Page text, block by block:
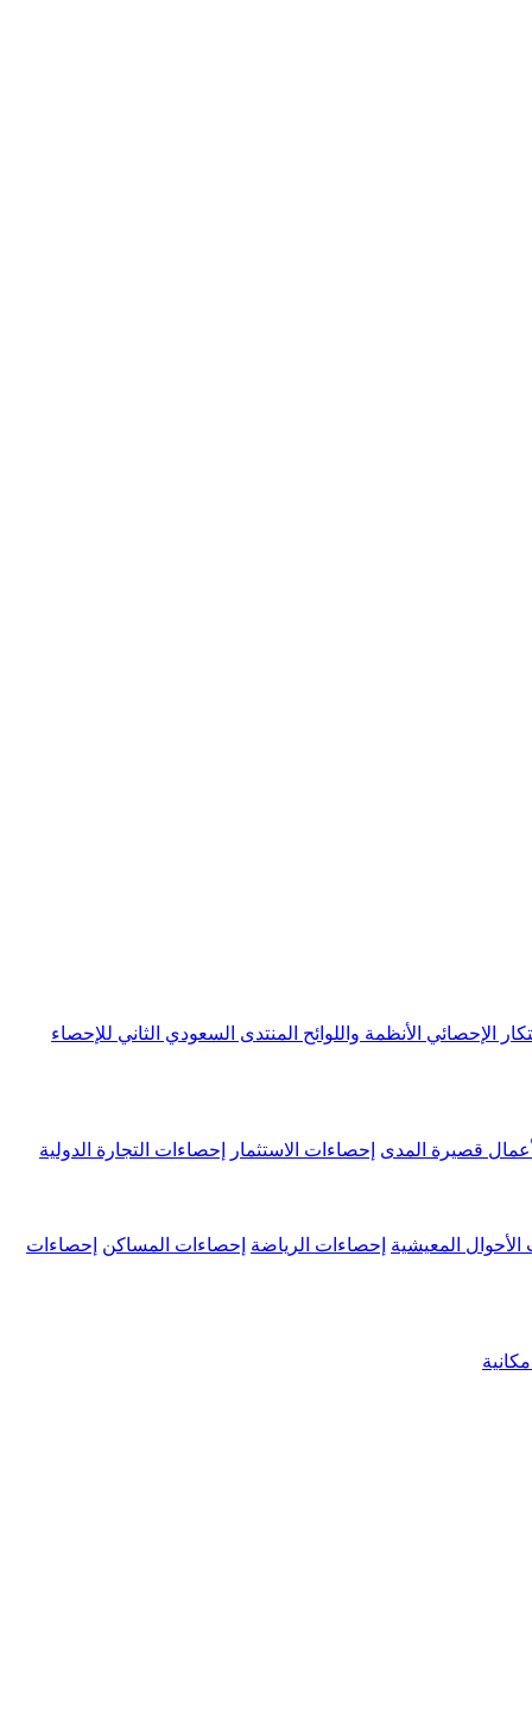
الإحصائي الأنظمة واللوائح المنتدى السعودي الثاني للإحصاء
قصيرة المدى إحصاءات الاستثمار إحصاءات التجارة الدولية
الأحوال المعيشية إحصاءات الرياضة إحصاءات المساكن إحصاءات